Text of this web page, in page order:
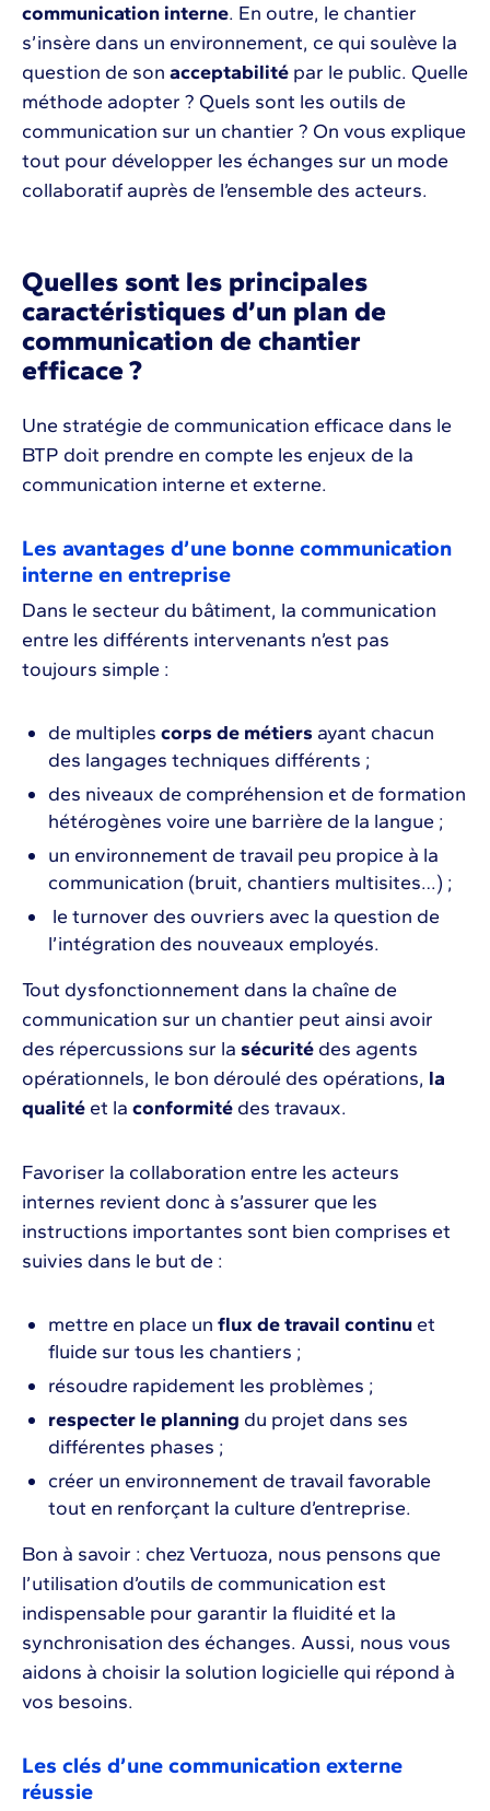
communication interne. En outre, le chantier
s’insère dans un environnement, ce qui soulève la
question de son acceptabilité par le public. Quelle
méthode adopter ? Quels sont les outils de
communication sur un chantier ? On vous explique
tout pour développer les échanges sur un mode
collaboratif auprès de l’ensemble des acteurs.
Quelles sont les principales
caractéristiques d’un plan de
communication de chantier
efficace ?
Une stratégie de communication efficace dans le
BTP doit prendre en compte les enjeux de la
communication interne et externe.
Les avantages d’une bonne communication
interne en entreprise
Dans le secteur du bâtiment, la communication
entre les différents intervenants n’est pas
toujours simple :
de multiples corps de métiers ayant chacun
des langages techniques différents ;
des niveaux de compréhension et de formation
hétérogènes voire une barrière de la langue ;
un environnement de travail peu propice à la
communication (bruit, chantiers multisites…) ;
le turnover des ouvriers avec la question de
l’intégration des nouveaux employés.
Tout dysfonctionnement dans la chaîne de
communication sur un chantier peut ainsi avoir
des répercussions sur la sécurité des agents
opérationnels, le bon déroulé des opérations, la
qualité et la conformité des travaux.
Favoriser la collaboration entre les acteurs
internes revient donc à s’assurer que les
instructions importantes sont bien comprises et
suivies dans le but de :
mettre en place un flux de travail continu et
fluide sur tous les chantiers ;
résoudre rapidement les problèmes ;
respecter le planning du projet dans ses
différentes phases ;
créer un environnement de travail favorable
tout en renforçant la culture d’entreprise.
Bon à savoir : chez Vertuoza, nous pensons que
l’utilisation d’outils de communication est
indispensable pour garantir la fluidité et la
synchronisation des échanges. Aussi, nous vous
aidons à choisir la solution logicielle qui répond à
vos besoins.
Les clés d’une communication externe
réussie